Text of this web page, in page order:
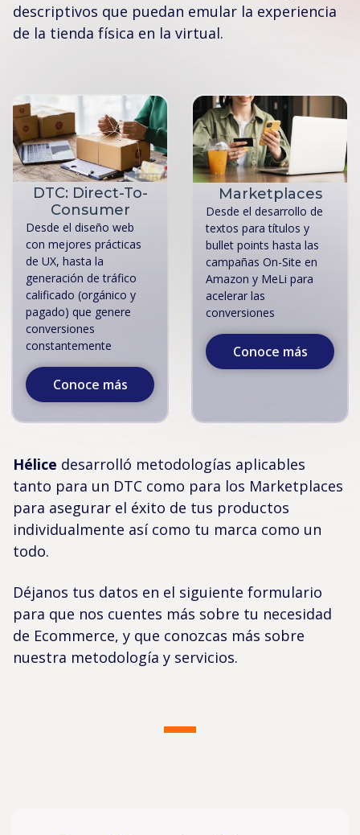
descriptivos que puedan emular la experiencia
de la tienda física en la virtual.
DTC: Direct-To-
Consumer
Desde el diseño web
con mejores prácticas
de UX, hasta la
generación de tráfico
calificado (orgánico y
pagado) que genere
conversiones
constantemente
Conoce más
Marketplaces
Desde el desarrollo de
textos para títulos y
bullet points hasta las
campañas On-Site en
Amazon y MeLi para
acelerar las
conversiones
Conoce más
Hélice desarrolló metodologías aplicables
tanto para un DTC como para los Marketplaces
para asegurar el éxito de tus productos
individualmente así como tu marca como un
todo.
Déjanos tus datos en el siguiente formulario
para que nos cuentes más sobre tu necesidad
de Ecommerce, y que conozcas más sobre
nuestra metodología y servicios.